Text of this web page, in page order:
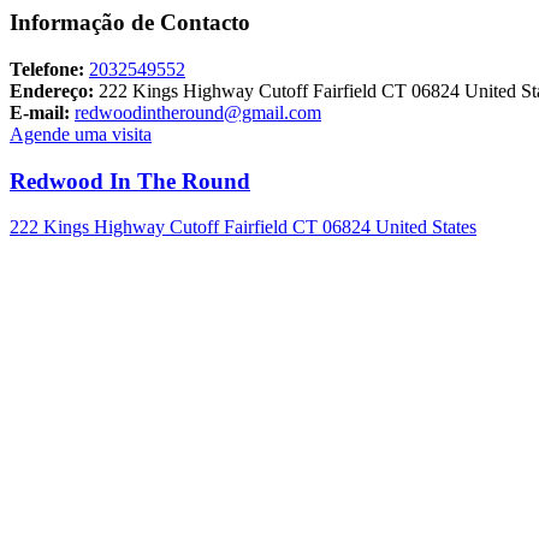
Informação de Contacto
Telefone: 2032549552
Endereço: 222 Kings Highway Cutoff Fairfield CT 06824 United
E-mail: redwoodintheround@gmail.com
Agende uma visita
Redwood In The Round
222 Kings Highway Cutoff Fairfield CT 06824 United States